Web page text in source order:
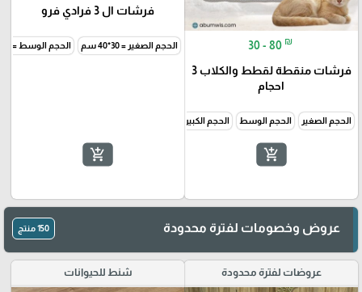
30 - 80 ₪
فرشات منقطة لقطط والكلاب 3
احجام
الحجم الصغير الحجم الوسط الحجم الكبير
add_shopping_cart
فرشات ال 3 فرادي فرو
الحجم الصغير = 30*40 سم الحجم الوسط = 40*46 سم
add_shopping_cart
عروض وخصومات لفترة محدودة 150 منتج
عروضات لفترة محدودة شنط للحيوانات